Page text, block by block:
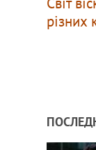
різних